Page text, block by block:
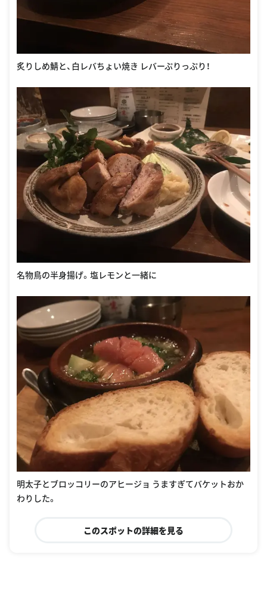
炙りしめ鯖と、白レバちょい焼き レバーぷりっぷり！
名物鳥の半身揚げ。塩レモンと一緒に
明太子とブロッコリーのアヒージョ うますぎてバケットおか
わりした。
このスポットの詳細を見る